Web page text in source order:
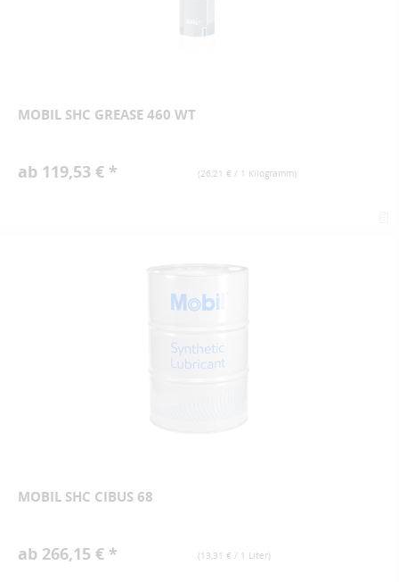
MOBIL SHC GREASE 460 WT
(26,21 € / 1 Kilogramm)
ab 119,53 € *
MOBIL SHC CIBUS 68
(13,31 € / 1 Liter)
ab 266,15 € *